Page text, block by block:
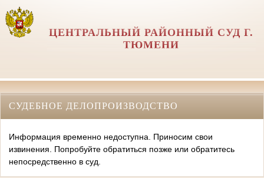
ЦЕНТРАЛЬНЫЙ РАЙОННЫЙ СУД Г.
ТЮМЕНИ
СУДЕБНОЕ ДЕЛОПРОИЗВОДСТВО
Информация временно недоступна. Приносим свои
извинения. Попробуйте обратиться позже или обратитесь
непосредственно в суд.